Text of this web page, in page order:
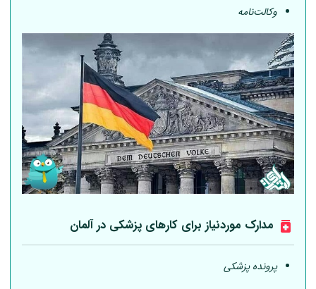
وکالت‌نامه
مدارک موردنیاز برای کارهای پزشکی درآلمان
پرونده پزشکی